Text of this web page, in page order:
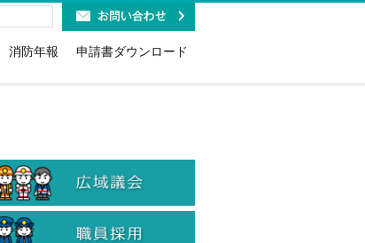
消防設備士免状に
システム
消防年報 申請書ダウンロード
危険物関係（法・条例・石油コンビ
計画・訓練・資格確認証交付等）